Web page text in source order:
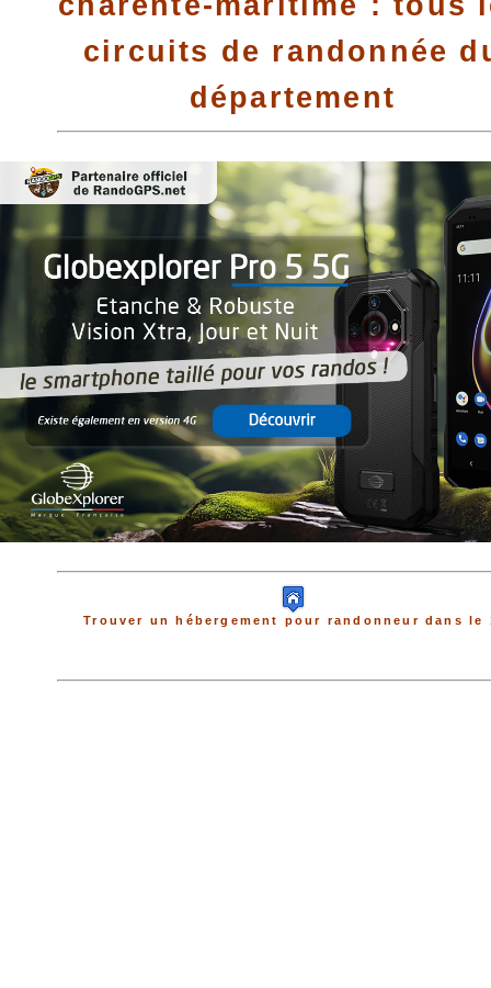
circuits de randonnée
département
Trouver un hébergement pour randonneur dans le